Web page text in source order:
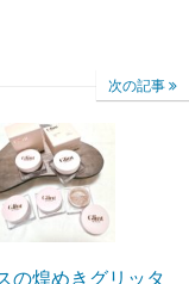
次の記事
の煌めきグリッタ